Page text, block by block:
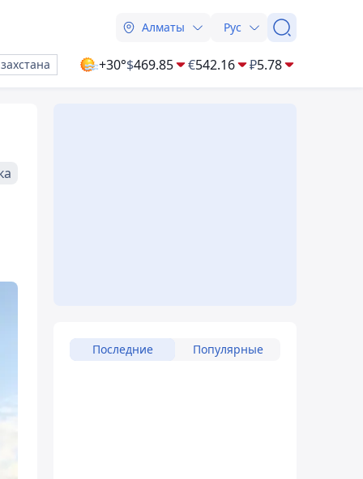
Алматы Рус
+30°$469.85 €542.16 ₽5.78
Последние Популярные